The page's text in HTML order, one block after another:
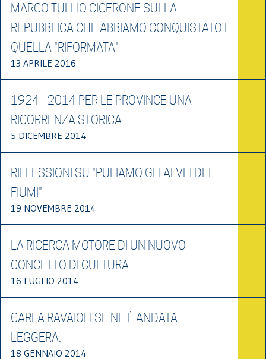
MARCO TULLIO CICERONE SULLA
REPUBBLICA CHE ABBIAMO CONQUISTATO E
QUELLA "RIFORMATA"
13 APRILE 2016
1924 - 2014 PER LE PROVINCE UNA
RICORRENZA STORICA
5 DICEMBRE 2014
RIFLESSIONI SU "PULIAMO GLI ALVEI DEI
FIUMI"
19 NOVEMBRE 2014
LA RICERCA MOTORE DI UN NUOVO
CONCETTO DI CULTURA
16 LUGLIO 2014
CARLA RAVAIOLI SE NE È ANDATA…
LEGGERA.
18 GENNAIO 2014